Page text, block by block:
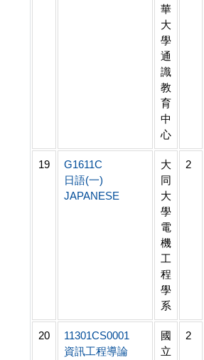
華
大
學
通
識
教
育
中
心
19
G1611C
日語(一)
JAPANESE
大
同
大
學
電
機
工
程
學
系
2
20
11301CS0001
資訊工程導論
國
立
2